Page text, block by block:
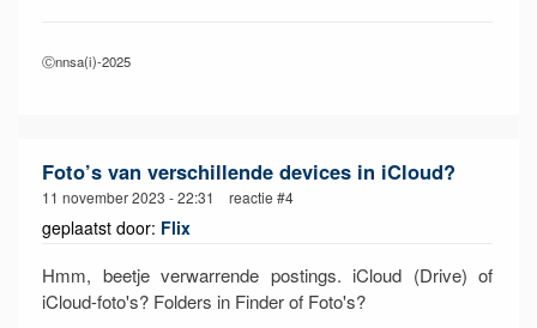
Ⓒnnsa(i)-2025
Foto’s van verschillende devices in iCloud?
11 november 2023 - 22:31 reactie #4
geplaatst door: Flix
Hmm, beetje verwarrende postings. iCloud (Drive) of
iCloud-foto's? Folders in Finder of Foto's?